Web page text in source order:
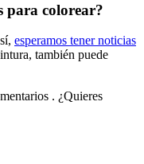
para colorear?
esperamos tener noticias
también puede
. ¿Quieres